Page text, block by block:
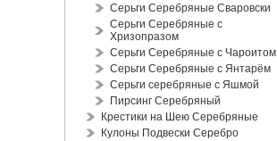
Серьги Серебряные Сваровски
Серьги Серебряные с
Хризопразом
Серьги Серебряные с Чароитом
Серьги Серебряные с Янтарём
Серьги серебряные с Яшмой
Пирсинг Серебряный
Крестики на Шею Серебряные
Кулоны Подвески Серебро